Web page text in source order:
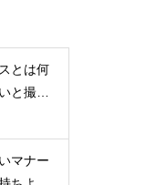
とは何
と撮り
マナー